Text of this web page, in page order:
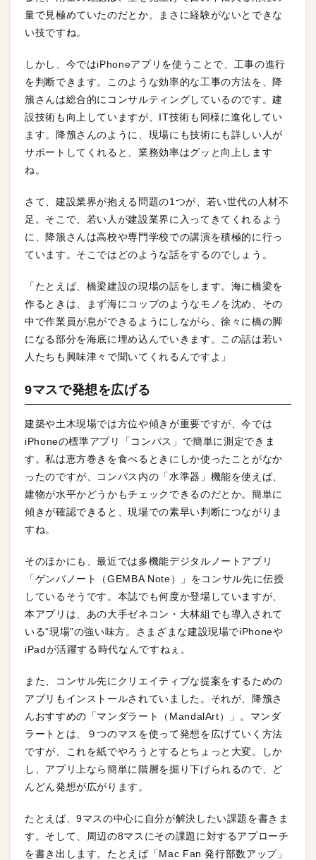
量で見極めていたのだとか。まさに経験がないとできな
い技ですね。
しかし、今ではiPhoneアプリを使うことで、工事の進行
を判断できます。このような効率的な工事の方法を、降
籏さんは総合的にコンサルティングしているのです。建
設技術も向上していますが、IT技術も同様に進化してい
ます。降籏さんのように、現場にも技術にも詳しい人が
サポートしてくれると、業務効率はグッと向上します
ね。
さて、建設業界が抱える問題の1つが、若い世代の人材不
足。そこで、若い人が建設業界に入ってきてくれるよう
に、降籏さんは高校や専門学校での講演を積極的に行っ
ています。そこではどのような話をするのでしょう。
「たとえば、橋梁建設の現場の話をします。海に橋梁を
作るときは、まず海にコップのようなモノを沈め、その
中で作業員が息ができるようにしながら、徐々に橋の脚
になる部分を海底に埋め込んでいきます。この話は若い
人たちも興味津々で聞いてくれるんですよ」
9マスで発想を広げる
建築や土木現場では方位や傾きが重要ですが、今では
iPhoneの標準アプリ「コンパス」で簡単に測定できま
す。私は恵方巻きを食べるときにしか使ったことがなか
ったのですが、コンパス内の「水準器」機能を使えば、
建物が水平かどうかもチェックできるのだとか。簡単に
傾きが確認できると、現場での素早い判断につながりま
すね。
そのほかにも、最近では多機能デジタルノートアプリ
「ゲンバノート（GEMBA Note）」をコンサル先に伝授
しているそうです。本誌でも何度か登場していますが、
本アプリは、あの大手ゼネコン・大林組でも導入されて
いる“現場”の強い味方。さまざまな建設現場でiPhoneや
iPadが活躍する時代なんですねぇ。
また、コンサル先にクリエイティブな提案をするための
アプリもインストールされていました。それが、降籏さ
んおすすめの「マンダラート（MandalArt）」。マンダ
ラートとは、９つのマスを使って発想を広げていく方法
ですが、これを紙でやろうとするとちょっと大変。しか
し、アプリ上なら簡単に階層を掘り下げられるので、ど
んどん発想が広がります。
たとえば、9マスの中心に自分が解決したい課題を書きま
す。そして、周辺の8マスにその課題に対するアプローチ
を書き出します。たとえば「Mac Fan 発行部数アップ」